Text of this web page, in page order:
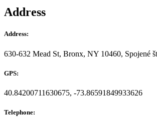
Address
Address:
630-632 Mead St, Bronx, NY 10460, Spojené
GPS:
40.84200711630675, -73.86591849933626
Telephone: